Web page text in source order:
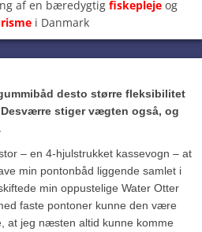
af en bæredygtig fiskepleje og
i Danmark
desto større fleksibilitet
stiger vægten også, og
– en 4-hjulstrukket kassevogn – at
min pontonbåd liggende samlet i
min oppustelige Water Otter
faste pontoner kunne den være
at jeg næsten altid kunne komme